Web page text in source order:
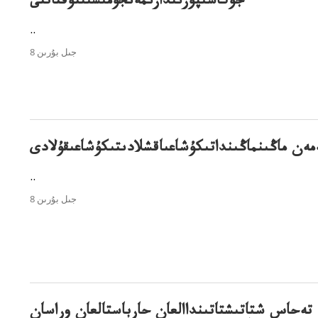
..
8 جىل بۇرىن
ماڭىنماڭىنداتىكۇشاعىاقشلادىتىكۇشاعىقۇلادى
..
8 جىل بۇرىن
تەحاس شتاتىشتاتىنداالعان حارباستالعان وراسان